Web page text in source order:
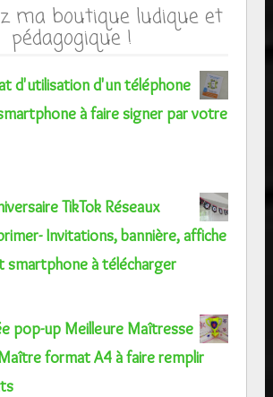
ma boutique ludique et
pédagogique !
d'utilisation d'un téléphone
à faire signer par votre
TikTok Réseaux
Invitations, bannière, affiche
smartphone à télécharger
pop-up Meilleure Maîtresse
format A4 à faire remplir